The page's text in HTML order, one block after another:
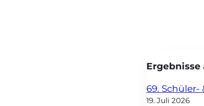
69.
19. Juli 2026